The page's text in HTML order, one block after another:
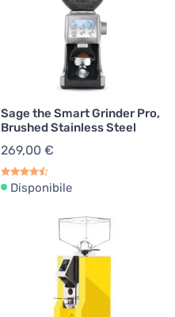
Sage the Smart Grinder Pro,
Brushed Stainless Steel
269,00 €
Disponibile